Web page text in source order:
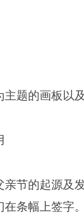
题的画板以及
节的起源及发
条幅上签字。